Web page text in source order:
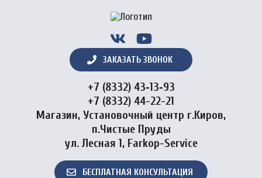
ЗАКАЗАТЬ ЗВОНОК
+7 (8332) 43‑13‑93
+7 (8332) 44-22-21
Магазин, Установочный центр г.Киров,
п.Чистые Пруды
ул. Лесная 1, Farkop-Service
БЕСПЛАТНАЯ КОНСУЛЬТАЦИЯ